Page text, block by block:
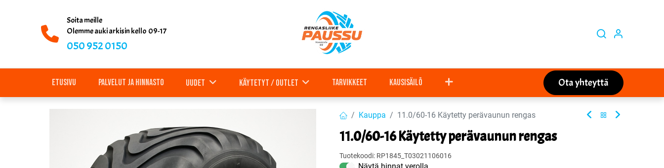
Soita meille
Olemme auki arkisin kello 09-17
050 952 0150
Etusivu Palvelut ja hinnasto Uudet Käytetyt / outlet Tarvikkeet Kausisäilö Ota yhteyttä
Kauppa 11.0/60-16 Käytetty perävaunun rengas
11.0/60-16 Käytetty perävaunun rengas
Tuotekoodi: RP1845_T03021106016